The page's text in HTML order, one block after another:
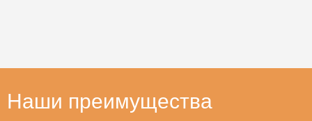
Наши преимущества